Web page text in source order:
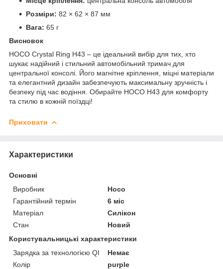
Розміри: 82 × 62 × 87 мм
Вага: 65 г
Висновок
HOCO Crystal Ring H43 – це ідеальний вибір для тих, хто
шукає надійний і стильний автомобільний тримач для
центральної консолі. Його магнітне кріплення, міцні матеріали
та елегантний дизайн забезпечують максимальну зручність і
безпеку під час водіння. Обирайте HOCO H43 для комфорту
та стилю в кожній поїздці!
Приховати
Характеристики
Основні
Виробник
Hoco
Гарантійний термін
6 міс
Матеріал
Силікон
Стан
Новий
Користувальницькі характеристики
Зарядка за технологією QI
Немає
Колір
purple